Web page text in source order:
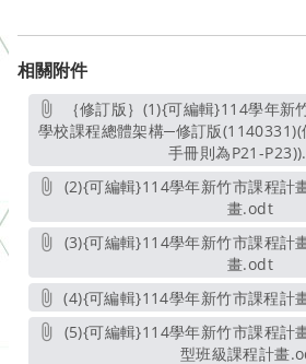
相關附件
學校課程總體架構─修訂版(1140331)(
手冊則為P21-
畫.odt
畫.odt
(4){可編輯}114學年新竹市課程計
另開新
型班級課程計畫